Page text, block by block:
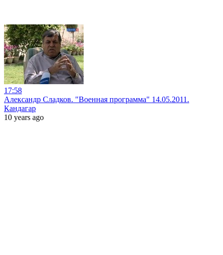
17:58
Александр Сладков. "Военная программа" 14.05.2011.
Кандагар
10 years ago